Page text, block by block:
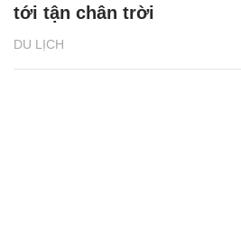
DU LỊCH
tới tận chân trời